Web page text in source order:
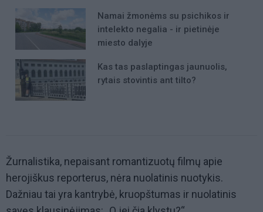
Namai žmonėms su psichikos ir
intelekto negalia - ir pietinėje
miesto dalyje
Kas tas paslaptingas jaunuolis,
rytais stovintis ant tilto?
Žurnalistika, nepaisant romantizuotų filmų apie
herojiškus reporterus, nėra nuolatinis nuotykis.
Dažniau tai yra kantrybė, kruopštumas ir nuolatinis